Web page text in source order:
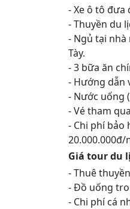
- Xe ô tô
- Thuyền du
- Ngủ tại
Tày.
- 3 bữa ăn
- Hướng dẫn
- Nước uống
- Vé tham
- Chi phí bảo
Giá tour du
- Thuê
- Đồ uống
- Chi phí cá